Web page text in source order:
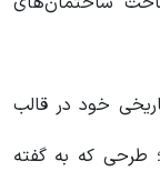
خود در قالب
طرحی که به گفته